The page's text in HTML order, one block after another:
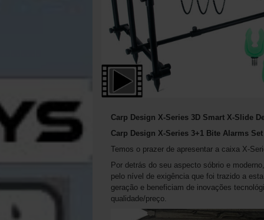
Carp Design X-Series 3D Smart X-Slide
Carp Design X-Series 3+1 Bite Alarms Set
Temos o prazer de apresentar a caixa X-
Por detrás do seu aspecto sóbrio e
pelo nível de exigência que foi trazido a
geração e beneficiam de inovações
qualidade/preço.